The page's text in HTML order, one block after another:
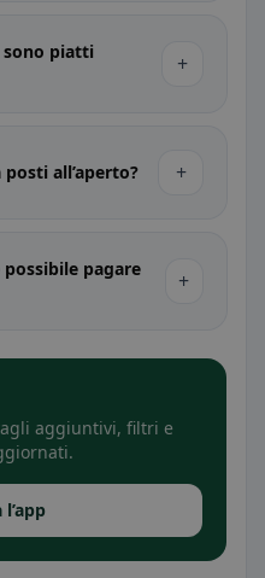
sono piatti
+
all’aperto? +
pagare
+
aggiuntivi, filtri e